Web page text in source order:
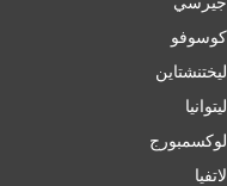
كوسوفو
ليختنشتاين
ليتوانيا
لوكسمبورج
لاتفيا